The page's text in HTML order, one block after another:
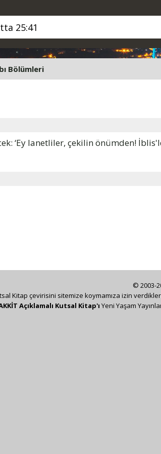
Bölümleri
‘Ey lanetliler, çekilin önümden!
© 2003-
Kitap çevirisini sitemize koymamıza izin
Açıklamalı Kutsal Kitap'ı Yeni Yaşam